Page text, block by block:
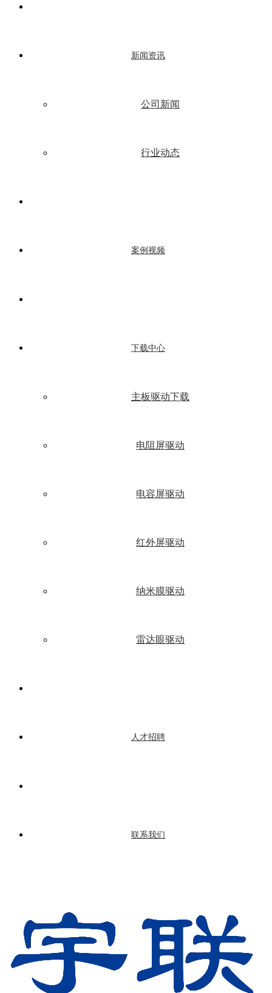
新闻资讯
公司新闻
行业动态
案例视频
下载中心
主板驱动下载
电阻屏驱动
电容屏驱动
红外屏驱动
纳米膜驱动
雷达眼驱动
人才招聘
联系我们